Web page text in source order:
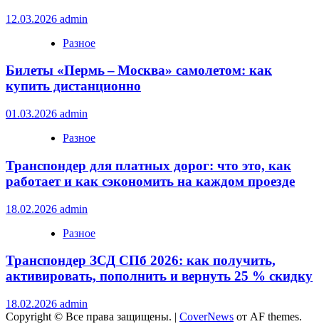
12.03.2026 admin
Разное
Билеты «Пермь – Москва» самолетом: как
купить дистанционно
01.03.2026 admin
Разное
Транспондер для платных дорог: что это, как
работает и как сэкономить на каждом проезде
18.02.2026 admin
Разное
Транспондер ЗСД СПб 2026: как получить,
активировать, пополнить и вернуть 25 % скидку
18.02.2026 admin
Copyright © Все права защищены. | CoverNews от AF themes.